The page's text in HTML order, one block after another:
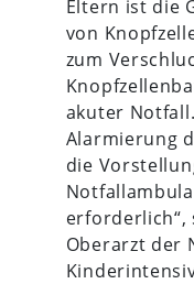
Eltern ist die
von
zum
akuter
Alarmierung
die
erforderlich“,
Oberarzt der